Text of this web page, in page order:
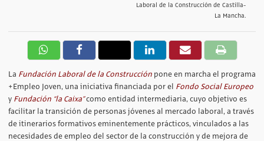
Laboral de la Construcción de Castilla-
La Mancha.
La Fundación Laboral de la Construcción pone en marcha el programa
+Empleo Joven, una iniciativa financiada por el Fondo Social Europeo
y Fundación “la Caixa”como entidad intermediaria, cuyo objetivo es
facilitar la transición de personas jóvenes al mercado laboral, a través
de itinerarios formativos eminentemente prácticos, vinculados a las
necesidades de empleo del sector de la construcción y de mejora de